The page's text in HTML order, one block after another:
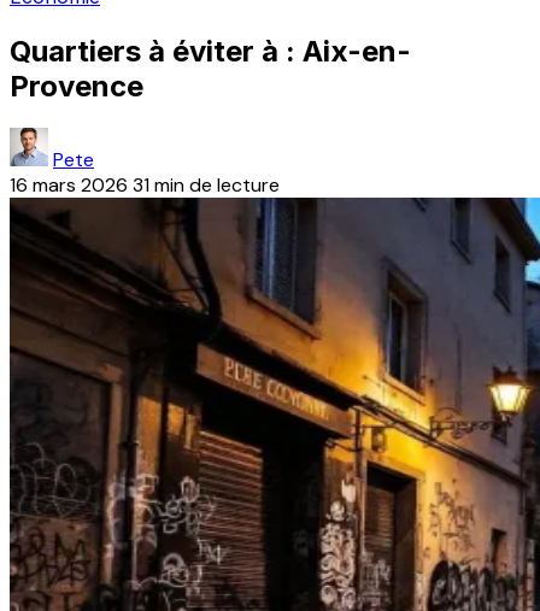
Quartiers à éviter à : Aix-en-
Provence
Pete
16 mars 2026 31 min de lecture